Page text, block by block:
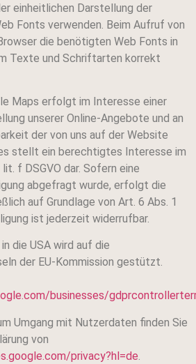
einheitlichen Darstellung der
Fonts verwenden. Beim Aufruf von
die benötigten Web Fonts in
Texte und Schriftarten korrekt
Maps erfolgt im Interesse einer
unserer Online-Angebote und an
der von uns auf der Website
stellt ein berechtigtes Interesse im
f DSGVO dar. Sofern eine
abgefragt wurde, erfolgt die
auf Grundlage von Art. 6 Abs. 1
ist jederzeit widerrufbar.
die USA wird auf die
der EU-Kommission gestützt.
businesses/
Umgang mit Nutzerdaten finden Sie
von
privacy?hl=de